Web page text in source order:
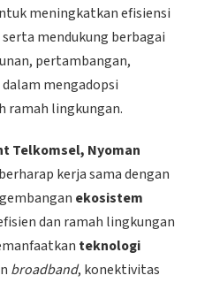
meningkatkan efisiensi
mendukung berbagai
pertambangan,
mengadopsi
ramah lingkungan.
Telkomsel, Nyoman
kerja sama dengan
ekosistem
dan ramah lingkungan
teknologi
broadband, konektivitas